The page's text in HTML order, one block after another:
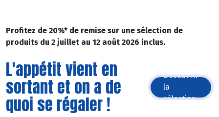
Profitez de 20%* de remise sur une sélection de
produits du 2 juillet au 12 août 2026 inclus.
L'appétit vient en
sortant et on a de
quoi se régaler !
Découvrir
la
sélection